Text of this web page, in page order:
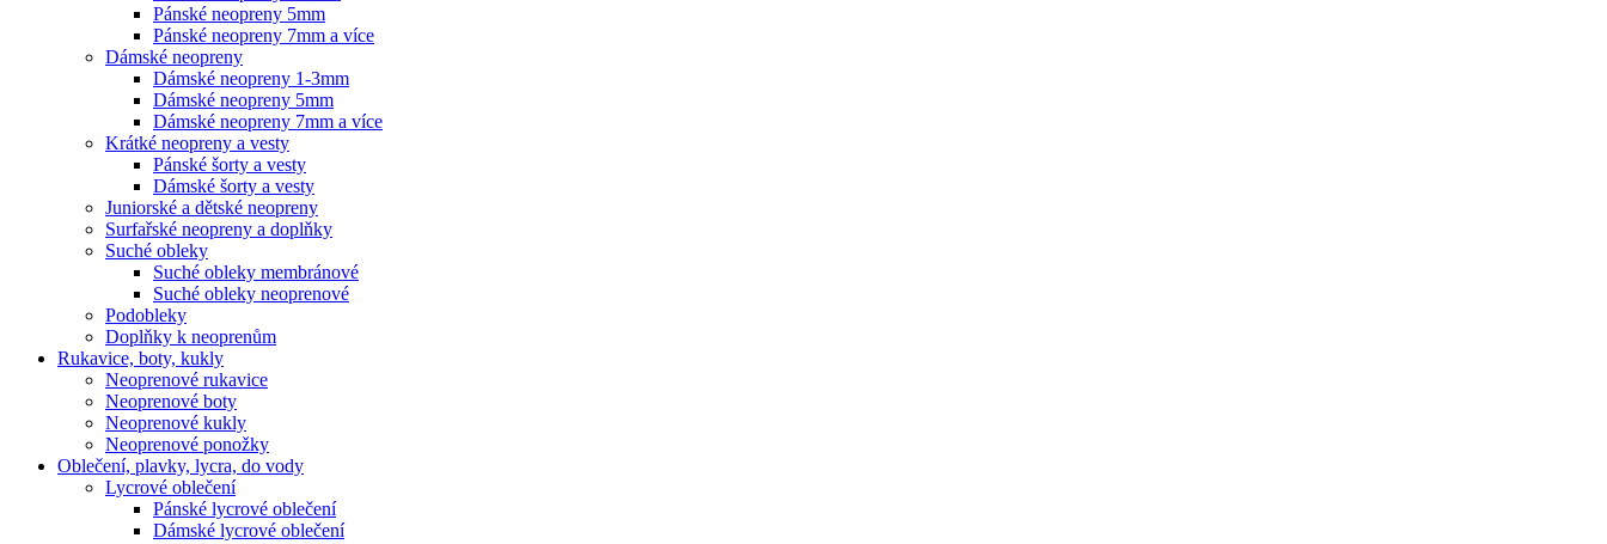
Pánské neopreny 5mm
Pánské neopreny 7mm a více
Dámské neopreny
Dámské neopreny 1-3mm
Dámské neopreny 5mm
Dámské neopreny 7mm a více
Krátké neopreny a vesty
Pánské šorty a vesty
Dámské šorty a vesty
Juniorské a dětské neopreny
Surfařské neopreny a doplňky
Suché obleky
Suché obleky membránové
Suché obleky neoprenové
Podobleky
Doplňky k neoprenům
Rukavice, boty, kukly
Neoprenové rukavice
Neoprenové boty
Neoprenové kukly
Neoprenové ponožky
Oblečení, plavky, lycra, do vody
Lycrové oblečení
Pánské lycrové oblečení
Dámské lycrové oblečení